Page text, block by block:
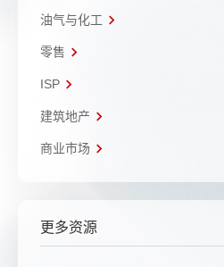
油气与化工
零售
ISP
建筑地产
商业市场
更多资源